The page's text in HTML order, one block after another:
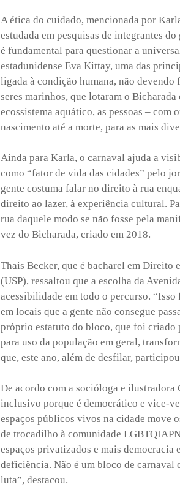
A ética do cuidado, mencionada por
estudada em pesquisas de integrantes
é fundamental para questionar a
estadunidense Eva Kittay, uma das
ligada à condição humana, não
seres marinhos, que lotaram o
ecossistema aquático, as pessoas – com
nascimento até a morte, para as mais
Ainda para Karla, o carnaval ajuda a
como “fator de vida das cidades” pelo
gente costuma falar no direito à rua
direito ao lazer, à experiência cultural.
rua daquele modo se não fosse pela
vez do Bicharada, criado em 2018.
Thais Becker, que é bacharel em Direito
(USP), ressaltou que a escolha da
acessibilidade em todo o percurso.
em locais que a gente não consegue
próprio estatuto do bloco, que foi criado
para uso da população em geral,
que, este ano, além de desfilar,
De acordo com a socióloga e
inclusivo porque é democrático e vice-
espaços públicos vivos na cidade move
de trocadilho à comunidade
espaços privatizados e mais democracia
deficiência. Não é um bloco de carnaval
luta”, destacou.